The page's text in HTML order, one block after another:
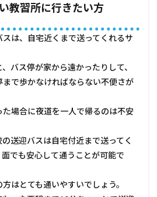
教習所に行きたい方
は、自宅近くまで送ってくれるサ
バス停が家から遠かったりして、
で歩かなければならない不便さが
場合に夜道を一人で帰るのは不安
送迎バスは自宅付近まで送ってく
でも安心して通うことが可能で
はとても通いやすいでしょう。